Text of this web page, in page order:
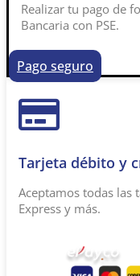
Realizar tu pago de
Bancaria con PSE.
Pago seguro
Tarjeta débito y
Aceptamos todas las
Express y más.